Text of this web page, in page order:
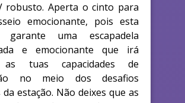
robusto. Aperta o cinto para
emocionante, pois esta
garante uma escapadela
e emocionante que irá
tuas capacidades de
no meio dos desafios
da estação. Não deixes que as